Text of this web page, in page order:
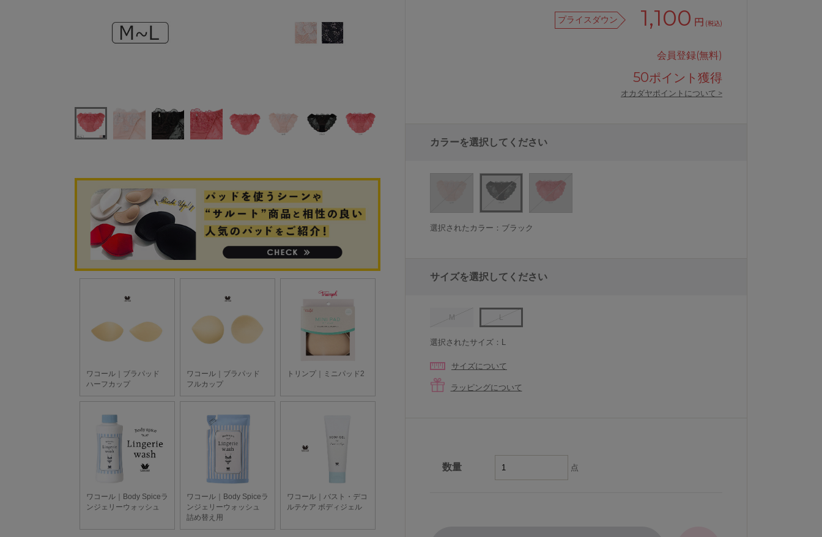
ナルエールチア23-38520シリーズバ
プライスダウン 1,100 円 (税込)
会員登録(無料)
50ポイント獲得
オカダヤポイントについて >
カラーを選択してください
選択されたカラー：ブラック
サイズを選択してください
M L
選択されたサイズ：L
サイズについて
ラッピングについて
数量 点